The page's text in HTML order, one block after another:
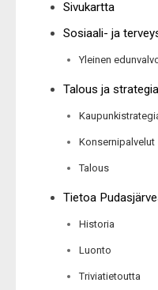
Sivukartta
Sosiaali- ja
Yleinen
Talous ja strategia
Konsernipalvelut
Talous
Tietoa
Historia
Luonto
Triviatietoutta